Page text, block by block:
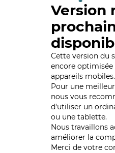
Version
Cette version du
encore optimisée
appareils mobiles.
Pour une
nous vous
d'utiliser un
ou une tablette.
Nous travaillons
améliorer la
Merci de votre